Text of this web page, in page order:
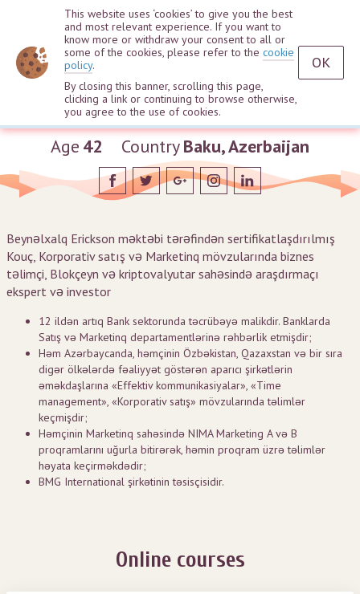
Sənan Həsənov
Age 42 CountryBaku, Azerbaijan
Beynəlxalq Erickson məktəbi tərəfindən sertifikatlaşdırılmış
Kouç, Korporativ satış və Marketinq mövzularında biznes
təlimçi, Blokçeyn və kriptovalyutar sahəsində araşdırmaçı
ekspert və investor
12 ildən artıq Bank sektorunda təcrübəyə malikdir. Banklarda
Satış və Marketinq departamentlərinə rəhbərlik etmişdir;
Həm Azərbaycanda, həmçinin Özbəkistan, Qazaxstan və bir sıra
digər ölkələrdə fəaliyyət göstərən aparıcı şirkətlərin
əməkdaşlarına «Effektiv kommunikasiyalar», «Time
management», «Korporativ satış» mövzularında təlimlər
keçmişdir;
Həmçinin Marketinq sahəsində NIMA Marketing A və B
proqramlarını uğurla bitirərək, həmin proqram üzrə təlimlər
həyata keçirməkdədir;
BMG International şirkətinin təsisçisidir.
Online courses
This website uses ‘cookies’ to give you the best
and most relevant experience. If you want to
know more or withdraw your consent to all or
some of the cookies, please refer to the cookie
policy.
By closing this banner, scrolling this page,
clicking a link or continuing to browse otherwise,
you agree to the use of cookies.
OK